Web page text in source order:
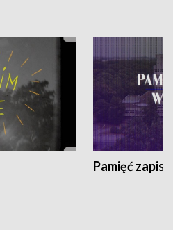
Pamięć